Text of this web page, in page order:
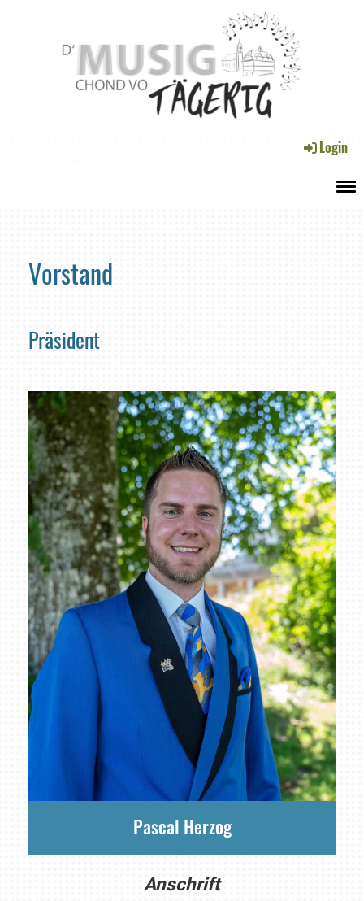
Login
Vorstand
Präsident
Pascal Herzog
Anschrift